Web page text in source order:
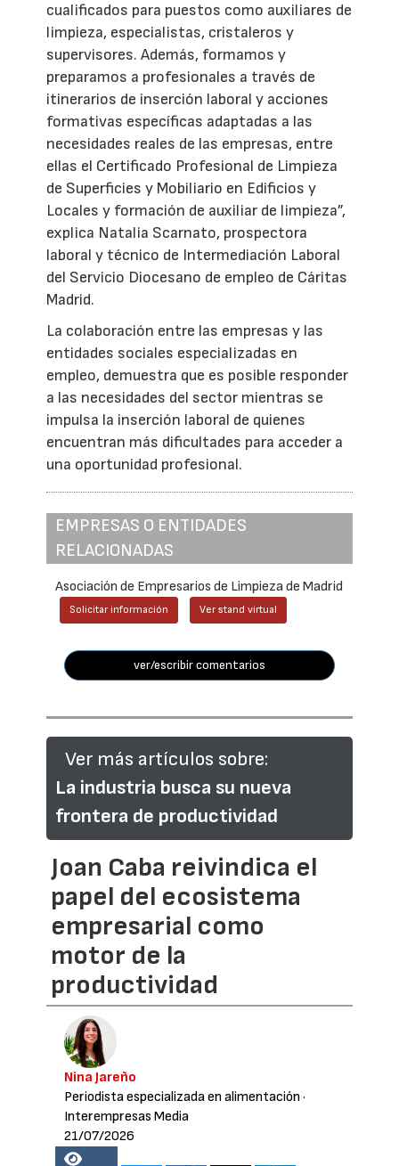
cualificados para puestos como auxiliares de
limpieza, especialistas, cristaleros y
supervisores. Además, formamos y
preparamos a profesionales a través de
itinerarios de inserción laboral y acciones
formativas específicas adaptadas a las
necesidades reales de las empresas, entre
ellas el Certificado Profesional de Limpieza
de Superficies y Mobiliario en Edificios y
Locales y formación de auxiliar de limpieza”,
explica Natalia Scarnato, prospectora
laboral y técnico de Intermediación Laboral
del Servicio Diocesano de empleo de Cáritas
Madrid.
La colaboración entre las empresas y las
entidades sociales especializadas en
empleo, demuestra que es posible responder
a las necesidades del sector mientras se
impulsa la inserción laboral de quienes
encuentran más dificultades para acceder a
una oportunidad profesional.
EMPRESAS O ENTIDADES
RELACIONADAS
Asociación de Empresarios de Limpieza de Madrid
Solicitar información Ver stand virtual
ver/escribir comentarios
Ver más artículos sobre:
La industria busca su nueva
frontera de productividad
Joan Caba reivindica el
papel del ecosistema
empresarial como
motor de la
productividad
Nina Jareño
Periodista especializada en alimentación ·
Interempresas Media
21/07/2026